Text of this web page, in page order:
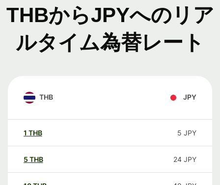
THBからJPYへのリア
ルタイム為替レート
THB JPY
1 THB 5 JPY
5 THB 24 JPY